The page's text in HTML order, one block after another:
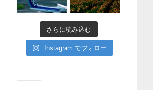
さらに読み込む
Instagram でフォロー